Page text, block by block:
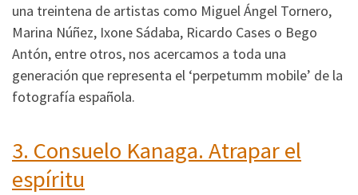
una treintena de artistas como Miguel Ángel Tornero,
Marina Núñez, Ixone Sádaba, Ricardo Cases o Bego
Antón, entre otros, nos acercamos a toda una
generación que representa el ‘perpetumm mobile’ de la
fotografía española.
3. Consuelo Kanaga. Atrapar el
espíritu